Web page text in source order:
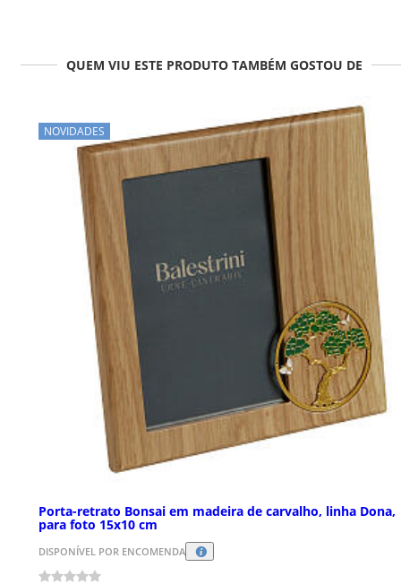
QUEM VIU ESTE PRODUTO TAMBÉM GOSTOU DE
NOVIDADES
Porta-retrato Bonsai em madeira de carvalho, linha Dona,
para foto 15x10 cm
DISPONÍVEL POR ENCOMENDA